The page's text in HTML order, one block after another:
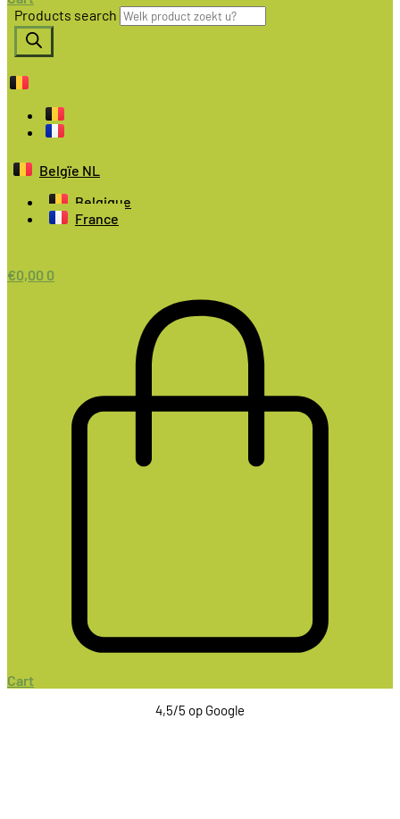
Products search
Belgïe NL
Belgique
France
€0,00 0
Cart
4,5/5 op Google